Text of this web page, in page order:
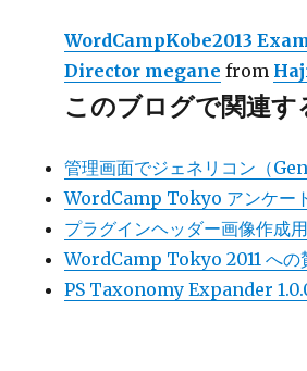
WordCampKobe2013
Director megane from
このブログで関連
管理画面でジェネリコン（
WordCamp Tokyo アンケー
プラグインヘッダー画像作成
WordCamp Tokyo 2011 への
PS Taxonomy Expander